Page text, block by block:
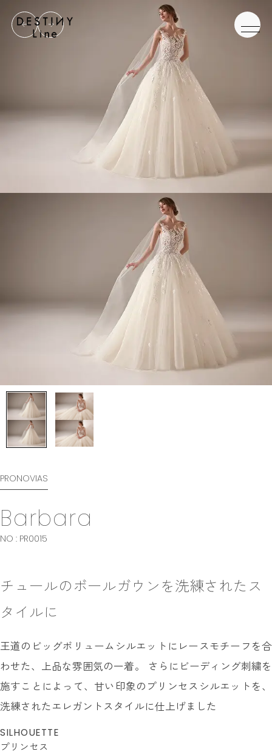
CONCEPT
COLLECTION
COLOR DRESS
BRAND
VERA WANG HAUTE
NEW DRESS
RANKING
SHOP
MY LIST
CONTACT
REQUEST
RESERVATION
PRONOVIAS
Barbara
NO : PR0015
チュールのボールガウンを洗練されたス
タイルに
王道のビッグボリュームシルエットにレースモチーフを合
わせた、上品な雰囲気の一着。 さらにビーディング刺繍を
施すことによって、甘い印象のプリンセスシルエットを、
洗練されたエレガントスタイルに仕上げました
SILHOUETTE
プリンセス